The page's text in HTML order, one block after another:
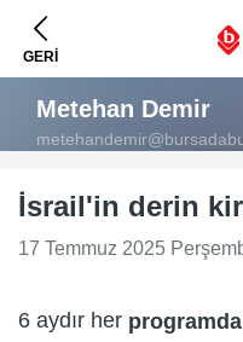
GERİ
Metehan Demir
İsrail'in derin
17 Temmuz 2025
6 aydır her programda